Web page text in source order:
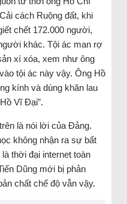
cách Ruộng đất, khi
chết 172.000 người,
khác. Tội ác man rợ
xí xóa, xem như ông
tội ác này vậy. Ông Hồ
kính và dùng khăn lau
Vĩ Đại”.
là nói lời của Đảng.
không nhận ra sự bất
thời đại internet toàn
Dũng mới bị phản
chất chế độ vẫn vậy.